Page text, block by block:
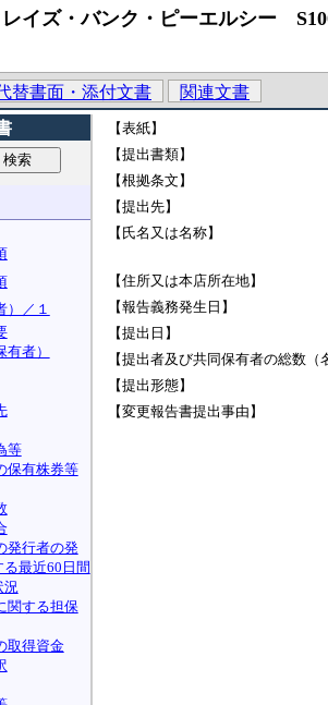
レイズ・バンク・ピーエルシー
替書面・添付文書
関連文書